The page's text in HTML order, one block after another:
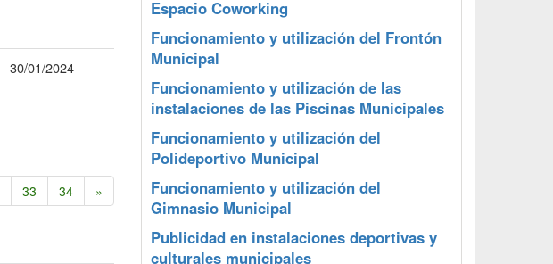
30/01/2024
33 34 »
Espacio Coworking
Funcionamiento y utilización del Frontón
Municipal
Funcionamiento y utilización de las
instalaciones de las Piscinas Municipales
Funcionamiento y utilización del
Polideportivo Municipal
Funcionamiento y utilización del
Gimnasio Municipal
Publicidad en instalaciones deportivas y
culturales municipales